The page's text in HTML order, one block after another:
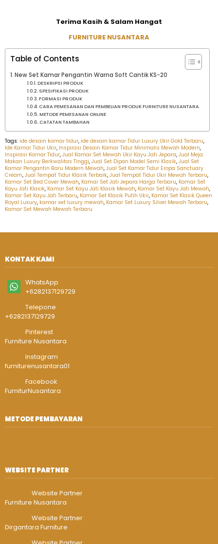
Terima Kasih & Salam Hangat
FURNITURE NUSANTARA
Table of Contents
New Set Kamar Pengantin Warna Soft Cantik KS-20
DESKRIPSI PRODUK
SPESIFIKASI PRODUK
FORMASI PRODUK
CARA PEMESANAN DAN PEMBELIAN PRODUK FURNITURE NUSANTARA
METODE PEMESANAN ONLINE
CATATAN TAMBAHAN
Tags: ide desain kamar tidur, ide desain kamar Tidur Luxury Ukir Gold Terbaru,
Ide Kamar Tidur Ukir, Inspirasi Desain Kamar Tidur Minimalis Mewah Modern,
Inspirasi Kamar Tidur, Jual Kamar Set Mewah Ukir Kayu Jati Jepara, Jual Meja
Makan Luxury Berkwalitas Tinggi, Jual Set Dipan Model Semi Klasik, Jual Set
Kamar Pengantin Baru Modern Mewah, Jual Set Kamar Tidur Eropa Sanctuary
Cream, Jual Tempat Tidur Klasik Terbaik, Jual Tempat Tidur Ukir Mewah Terbaru,
Kamar Set Bed Cover Mewah, Kamar Set Jati Jepara Harga Terbaru, Kamar Set
Kayu Jati Klasik, Kamar Set Kayu Jati Klasik Mewah, Kamar Set Kayu Jati Mewah,
Kamar Set Kayu Jati Terbaru, Kamar Set Klasik Putih Ukir, Kamar Set Klasik Queen
Royal Luxury, kamar set luxury mewah, Kamar Set Luxury Silver Mewah Terbaru,
Kamar Set Mewah Mewah Terbaru
KONTAK KAMI
WhatsApp
+6282137129729
Telepone
+6282137129729
Pinterest
Furniture Nusantara
Instagram
furniturenusantara01
Facebook
FurniturNusantara
METODE PEMBAYARAN
WEBSITE PARTNER
Website Partner
Furniture Nusantara
Website Partner
Dirgantara Furniture